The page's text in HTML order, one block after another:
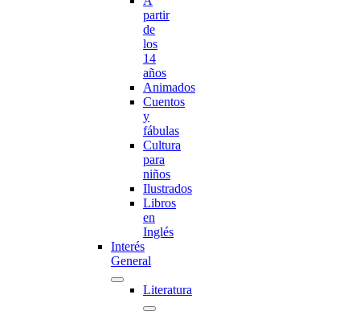
partir
de
los
14
años
Animados
Cuentos
y
fábulas
Cultura
para
niños
Ilustrados
Libros
en
Inglés
Interés
General
Literatura